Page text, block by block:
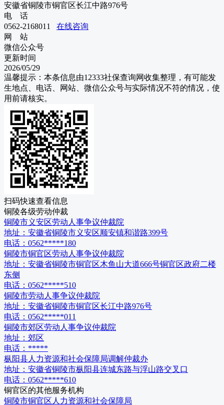
安徽省铜陵市铜官区长江中路976号
电 话
0562-2168011
在线咨询
网 站
微信公众号
更新时间
2026/05/29
温馨提示：本条信息由12333社保查询网收集整理，有可能发
生地点、电话、网站、微信公众号与实际情况不符的情况，使
用前请核实。
扫码快速查看信息
铜陵各级劳动仲裁
铜陵市义安区劳动人事争议仲裁院
地址： 安徽省铜陵市义安区顺安镇和谐路399号
电话： 0562*****180
铜陵市铜官区劳动人事争议仲裁院
地址： 安徽省铜陵市铜官区木鱼山大道666号铜官区政府二楼
东侧
电话： 0562*****510
铜陵市劳动人事争议仲裁院
地址： 安徽省铜陵市铜官区长江中路976号
电话： 0562*****011
铜陵市郊区劳动人事争议仲裁院
地址： 郊区
电话： *****
枞阳县人力资源和社会保障局调解仲裁办
地址： 安徽省铜陵市枞阳县连城东路与浮山路交叉口
电话： 0562*****610
铜官区的其他服务机构
铜陵市铜官区人力资源和社会保障局